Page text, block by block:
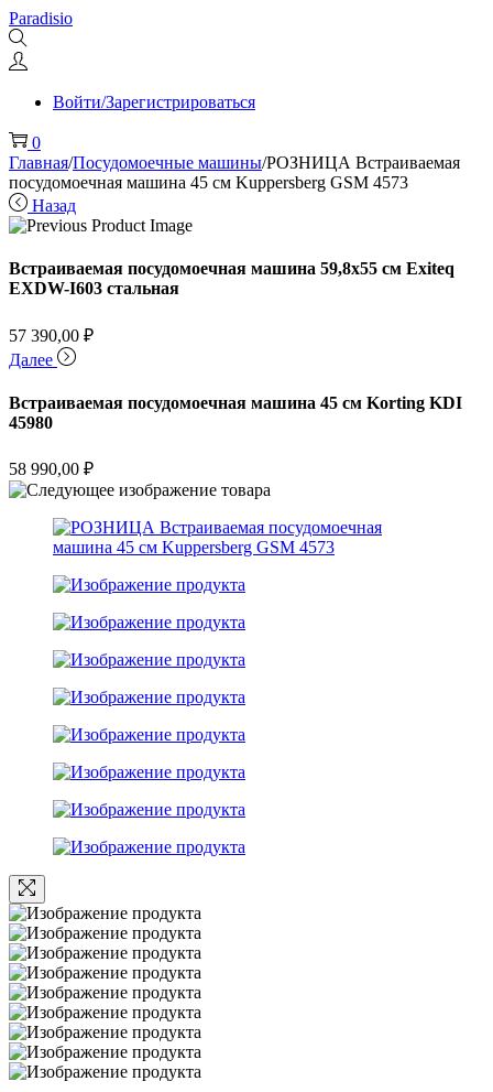
Перейти
к
навигации
Перейти
к
содержимому
Paradisio
Войти/Зарегистрироваться
0
Главная/Посудомоечные машины/РОЗНИЦА Встраиваемая
посудомоечная машина 45 см Kuppersberg GSM 4573
Назад
Встраиваемая посудомоечная машина 59,8х55 см Exiteq
EXDW-I603 стальная
57 390,00 ₽
Далее
Встраиваемая посудомоечная машина 45 см Korting KDI
45980
58 990,00 ₽